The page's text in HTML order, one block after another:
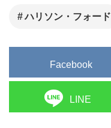
ハリソン・フォード
Facebook
LINE